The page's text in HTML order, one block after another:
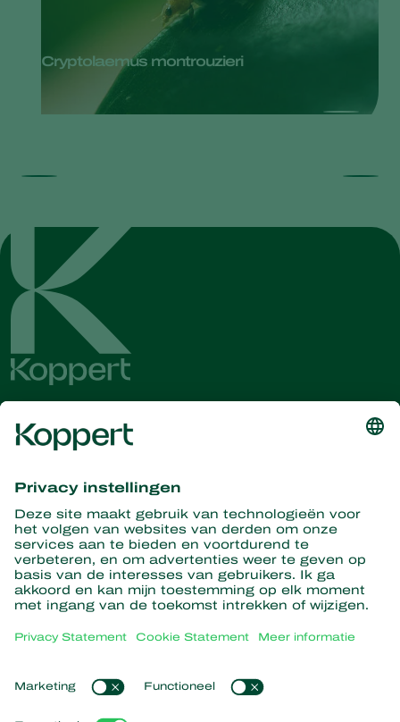
Cryptolaemus montrouzieri
Ontvang het laatste nieuws en
informatie
Hier aanmelden
Partners with Nature
Roofmijten
Roofinsecten
Nuttige nematoden
Nuttige micro-organismen
Nieuws en informatie
Werken bij Koppert
Populaire links